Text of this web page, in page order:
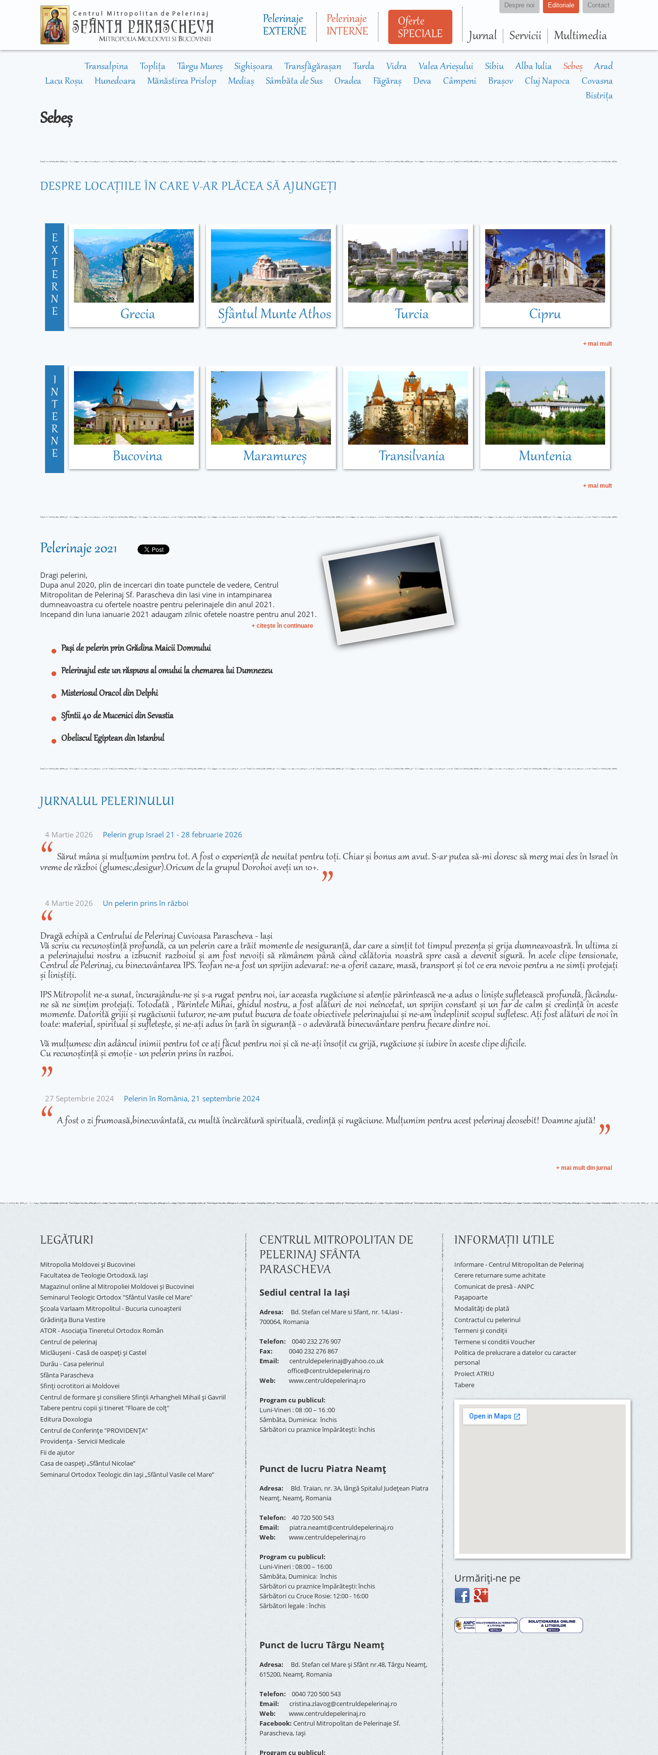
conţinutul
principal
Pelerinaje
EXTERNE
Pelerinaje
INTERNE
Oferte
SPECIALE
Despre noi Editoriale Contact
Jurnal Servicii Multimedia
Transalpina Toplița Târgu Mureș Sighișoara Transfăgărașan Turda Vidra Valea Arieșului Sibiu Alba Iulia Sebeș
Arad
Lacu Roșu
Hunedoara Mănăstirea Prislop Mediaș Sâmbăta de Sus Oradea Făgăraș Deva Câmpeni Brașov Cluj Napoca
Covasna
Bistrița
Sebeș
DESPRE LOCAŢIILE ÎN CARE V-AR PLĂCEA SĂ AJUNGEŢI
E
X
T
E
R
N
E
Grecia Sfântul Munte Athos Turcia Cipru
+ mai mult
I
N
T
E
R
N
E
Bucovina Maramureș Transilvania Muntenia
+ mai mult
Pelerinaje 2021
Dragi pelerini,
Dupa anul 2020, plin de incercari din toate punctele de vedere, Centrul
Mitropolitan de Pelerinaj Sf. Parascheva din Iasi vine in intampinarea
dumneavoastra cu ofertele noastre pentru pelerinajele din anul 2021.
Incepand din luna ianuarie 2021 adaugam zilnic ofetele noastre pentru anul 2021.
+ citeşte în continuare
Pași de pelerin prin Grădina Maicii Domnului
Pelerinajul este un răspuns al omului la chemarea lui Dumnezeu
Misteriosul Oracol din Delphi
Sfintii 40 de Mucenici din Sevastia
Obeliscul Egiptean din Istanbul
JURNALUL PELERINULUI
4 Martie 2026 Pelerin grup Israel 21 - 28 februarie 2026
Sărut mâna și mulțumim pentru tot. A fost o experiență de neuitat pentru toți. Chiar și bonus am avut. S-ar putea să-mi doresc să merg mai des în Israel în
vreme de război (glumesc,desigur).Oricum de la grupul Dorohoi aveți un 10+.
4 Martie 2026 Un pelerin prins în război
Dragă echipă a Centrului de Pelerinaj Cuvioasa Parascheva - Iași
Vă scriu cu recunoștință profundă, ca un pelerin care a trăit momente de nesiguranță, dar care a simțit tot timpul prezența și grija dumneavoastră. În ultima zi
a pelerinajului nostru a izbucnit razboiul și am fost nevoiți să rămânem până când călătoria noastră spre casă a devenit sigură. În acele clipe tensionate,
Centrul de Pelerinaj, cu binecuvântarea IPS. Teofan ne-a fost un sprijin adevarat: ne-a oferit cazare, masă, transport și tot ce era nevoie pentru a ne simți protejați
și liniștiți.
IPS Mitropolit ne-a sunat, încurajându-ne și s-a rugat pentru noi, iar aceasta rugăciune si atenție părintească ne-a adus o liniște sufletească profundă, făcându-
ne să ne simțim protejați. Totodată , Părintele Mihai, ghidul nostru, a fost alături de noi neîncetat, un sprijin constant și un far de calm și credință în aceste
momente. Datorită grijii și rugăciunii tuturor, ne-am putut bucura de toate obiectivele pelerinajului și ne-am îndeplinit scopul sufletesc. Ați fost alături de noi în
toate: material, spiritual și sufletește, și ne-ați adus în țară în siguranță - o adevărată binecuvântare pentru fiecare dintre noi.
Vă mulțumesc din adâncul inimii pentru tot ce ați făcut pentru noi și că ne-ați însoțit cu grijă, rugăciune și iubire în aceste clipe dificile.
Cu recunoștință și emoție - un pelerin prins în razboi.
27 Septembrie 2024 Pelerin în România, 21 septembrie 2024
A fost o zi frumoasă,binecuvântată, cu multă încărcătură spirituală, credință și rugăciune. Mulțumim pentru acest pelerinaj deosebit! Doamne ajută!
+ mai mult din jurnal
LEGĂTURI
Mitropolia Moldovei și Bucovinei
Facultatea de Teologie Ortodoxă, Iaşi
Magazinul online al Mitropoliei Moldovei și Bucovinei
Seminarul Teologic Ortodox "Sfântul Vasile cel Mare"
Şcoala Varlaam Mitropolitul - Bucuria cunoaşterii
Grădinița Buna Vestire
ATOR - Asociaţia Tineretul Ortodox Român
Centrul de pelerinaj
Miclăușeni - Casă de oaspeţi şi Castel
Durău - Casa pelerinul
Sfânta Parascheva
Sfinți ocrotitori ai Moldovei
Centrul de formare și consiliere Sfinții Arhangheli Mihail și Gavriil
Tabere pentru copii şi tineret "Floare de colţ"
Editura Doxologia
Centrul de Conferinţe "PROVIDENŢA"
Providenţa - Servicii Medicale
Fii de ajutor
Casa de oaspeți „Sfântul Nicolae”
Seminarul Ortodox Teologic din Iași „Sfântul Vasile cel Mare”
CENTRUL MITROPOLITAN DE
PELERINAJ SFÂNTA
PARASCHEVA
Sediul central la Iași
Adresa: Bd. Stefan cel Mare si Sfant, nr. 14,Iasi -
700064, Romania
Telefon:0040 232 276 907
Fax: 0040 232 276 867
Email:
centruldepelerinaj@yahoo.co.uk
office@centruldepelerinaj.ro
Web:
www.centruldepelerinaj.ro
Program cu publicul:
Luni-Vineri : 08 :00 – 16 :00
Sâmbăta, Duminica: închis
Sărbători cu praznice împărătești: închis
Punct de lucru Piatra Neamț
Adresa: Bld. Traian, nr. 3A, lângă Spitalul Județean Piatra
Neamț, Neamț, Romania
Telefon: 40 720 500 543
Email:
piatra.neamt@centruldepelerinaj.ro
Web:
www.centruldepelerinaj.ro
Program cu publicul:
Luni-Vineri : 08:00 – 16:00
Sâmbăta, Duminica: închis
Sărbători cu praznice împărătești: închis
Sărbători cu Cruce Rosie: 12:00 - 16:00
Sărbători legale : închis
Punct de lucru Târgu Neamț
Adresa: Bd. Stefan cel Mare și Sfânt nr.48, Târgu Neamț,
615200, Neamț, Romania
Telefon: 0040 720 500 543
Email:
cristina.zlavog@centruldepelerinaj.ro
Web:
www.centruldepelerinaj.ro
Facebook: Centrul Mitropolitan de Pelerinaje Sf.
Parascheva, Iași
Program cu publicul:
INFORMAŢII UTILE
Informare - Centrul Mitropolitan de Pelerinaj
Cerere returnare sume achitate
Comunicat de presă - ANPC
Pașapoarte
Modalități de plată
Contractul cu pelerinul
Termeni și condiții
Termene si conditii Voucher
Politica de prelucrare a datelor cu caracter
personal
Proiect ATRIU
Tabere
Urmăriţi-ne pe